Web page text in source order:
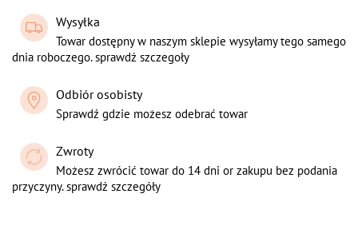
Wysyłka
Towar dostępny w naszym sklepie wysyłamy tego samego
dnia roboczego. sprawdź szczegoły
Odbiór osobisty
Sprawdź gdzie możesz odebrać towar
Zwroty
Możesz zwrócić towar do 14 dni or zakupu bez podania
przyczyny. sprawdź szczegóły